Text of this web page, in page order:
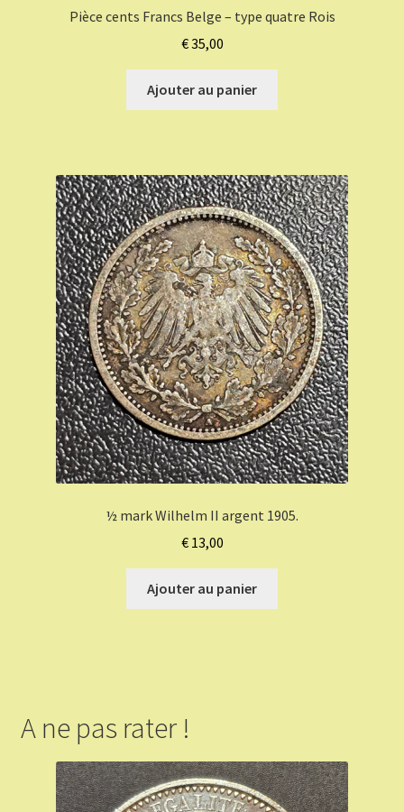
Pièce cents Francs Belge – type quatre Rois
€35,00
Ajouter au panier
½ mark Wilhelm II argent 1905.
€13,00
Ajouter au panier
A ne pas rater !